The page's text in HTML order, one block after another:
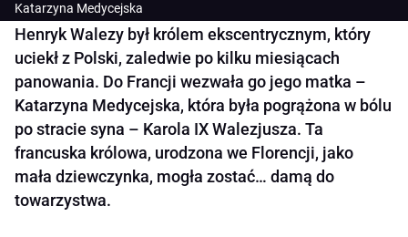
Katarzyna Medycejska
Henryk Walezy był królem ekscentrycznym, który
uciekł z Polski, zaledwie po kilku miesiącach
panowania. Do Francji wezwała go jego matka –
Katarzyna Medycejska, która była pogrążona w bólu
po stracie syna – Karola IX Walezjusza. Ta
francuska królowa, urodzona we Florencji, jako
mała dziewczynka, mogła zostać… damą do
towarzystwa.